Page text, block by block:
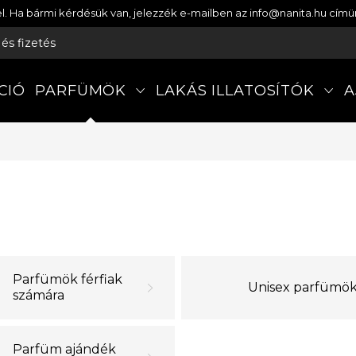
Ha bármi kérdésük van, jelezzék e-mailben az info@nanita.hu
és fizetés
PARFÜMÖK LAKÁS ILLATOSÍTÓK
Parfümök férfiak
számára
Unisex
Parfüm ajándék